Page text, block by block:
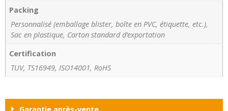
Packing
Personnalisé (emballage blister, boîte en PVC, étiquette, etc.),
Sac en plastique, Carton standard d’exportation
Certification
TUV, TS16949, ISO14001, RoHS